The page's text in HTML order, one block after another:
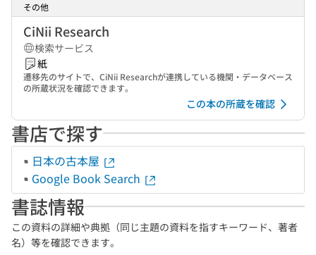
その他
CiNii Research
検索サービス
紙
遷移先のサイトで、CiNii Researchが連携している機関・データベース
の所蔵状況を確認できます。
この本の所蔵を確認
書店で探す
日本の古本屋
Google Book Search
書誌情報
この資料の詳細や典拠（同じ主題の資料を指すキーワード、著者
名）等を確認できます。